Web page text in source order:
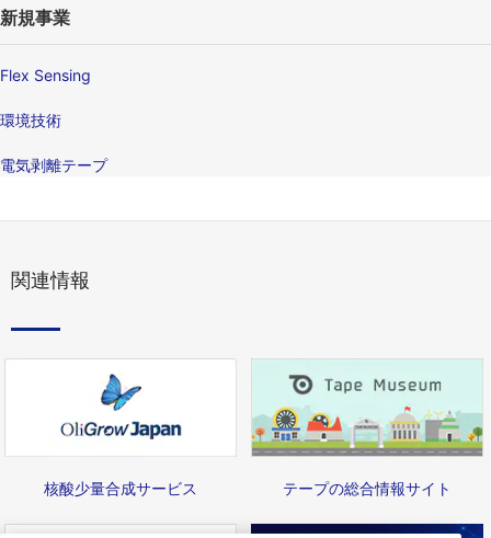
新規事業
Flex Sensing
環境技術
電気剥離テープ
関連情報
核酸少量合成サービス テープの総合情報サイト